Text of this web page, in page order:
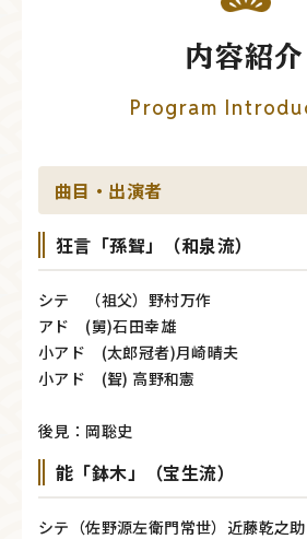
内容紹介
Program
曲目・出演者
狂言「孫聟」（和泉流）
シテ （祖父）野村万作
アド (舅)石田幸雄
小アド (太郎冠者)月崎晴夫
小アド (聟) 高野和憲
後見：岡聡史
能「鉢木」（宝生流）
シテ（佐野源左衛門常世）近藤乾之助